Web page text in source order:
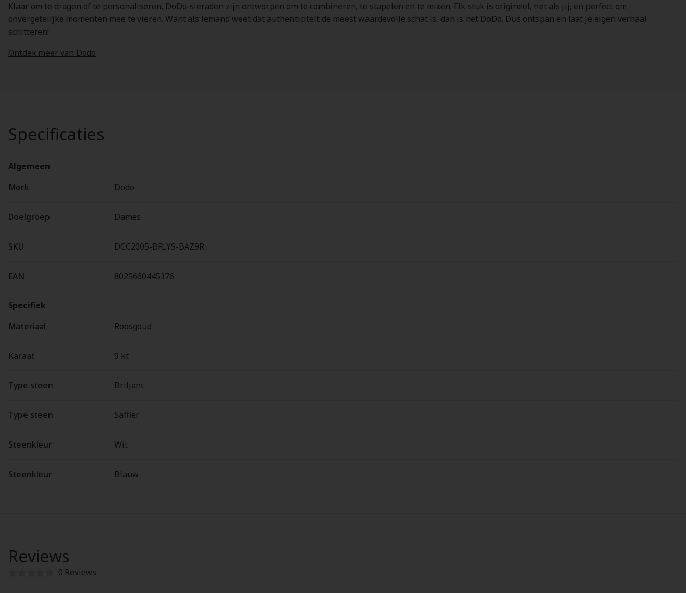
Klaar om te dragen of te personaliseren, DoDo-sieraden zijn ontworpen om te combineren, te stapelen en te mixen. Elk stuk is origineel, net als jij, en perfect om
onvergetelijke momenten mee te vieren. Want als iemand weet dat authenticiteit de meest waardevolle schat is, dan is het DoDo. Dus ontspan en laat je eigen verhaal
schitteren!
Ontdek meer van Dodo
Specificaties
Algemeen
Merk
Dodo
Doelgroep Dames
SKU DCC2005-BFLYS-BAZ9R
EAN 8025660445376
Specifiek
Materiaal
Roosgoud
Karaat 9 kt
Type steen Briljant
Type steen Saffier
Steenkleur Wit
Steenkleur Blauw
Reviews
0 Reviews